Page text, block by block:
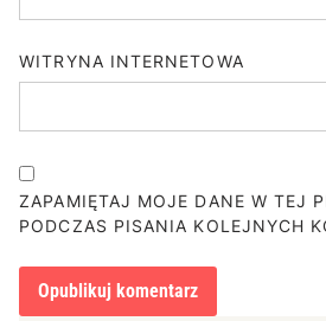
WITRYNA INTERNETOWA
ZAPAMIĘTAJ MOJE DANE W TEJ
PODCZAS PISANIA KOLEJNYCH